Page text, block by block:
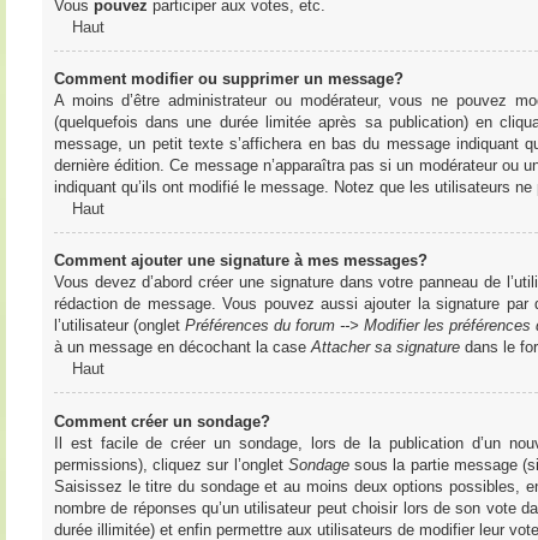
Vous pouvez participer aux votes, etc.
Haut
Comment modifier ou supprimer un message?
A moins d’être administrateur ou modérateur, vous ne pouvez
(quelquefois dans une durée limitée après sa publication) en
message, un petit texte s’affichera en bas du message indiquant
dernière édition. Ce message n’apparaîtra pas si un modérateur
indiquant qu’ils ont modifié le message. Notez que les utilisateurs
Haut
Comment ajouter une signature à mes messages?
Vous devez d’abord créer une signature dans votre panneau de
rédaction de message. Vous pouvez aussi ajouter la signature
l’utilisateur (onglet Préférences du forum --> Modifier les préférences
à un message en décochant la caseAttacher sa signaturedans le
Haut
Comment créer un sondage?
Il est facile de créer un sondage, lors de la publication d’un
permissions), cliquez sur l’onglet Sondagesous la partie message
Saisissez le titre du sondage et au moins deux options possibles,
nombre de réponses qu’un utilisateur peut choisir lors de son vote
durée illimitée) et enfin permettre aux utilisateurs de modifier leur